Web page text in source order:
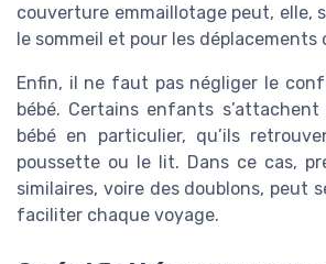
couverture emmaillotage peut, elle,
le sommeil et pour les déplacements
Enfin, il ne faut pas négliger le
bébé. Certains enfants
bébé en particulier, qu’ils
poussette ou le lit. Dans ce cas,
similaires, voire des doublons, peut
faciliter chaque voyage.